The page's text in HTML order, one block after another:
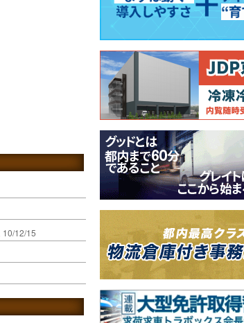
10/12/15